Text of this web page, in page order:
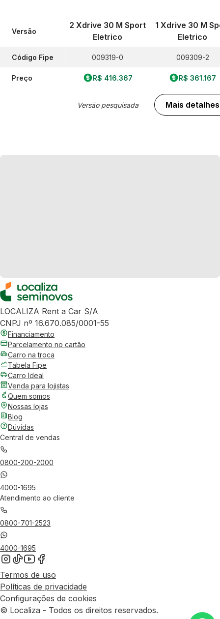
Versão
Código Fipe
Preço
2 Xdrive 30 M Sport
Eletrico
009319-0
R$ 416.367
Versão pesquisada
1 Xdrive 30 M
Eletrico
009309-2
R$ 361.167
Mais detalhes
LOCALIZA Rent a Car S/A
CNPJ nº 16.670.085/0001-55
Financiamento
Parcelamento no cartão
Carro na troca
Tabela Fipe
Carro Ideal
Venda para lojistas
Quem somos
Nossas lojas
Blog
Dúvidas
Central de vendas
0800-200-2000
4000-1695
Atendimento ao cliente
0800-701-2523
4000-1695
Termos de uso
Políticas de privacidade
Configurações de cookies
© Localiza - Todos os direitos reservados.